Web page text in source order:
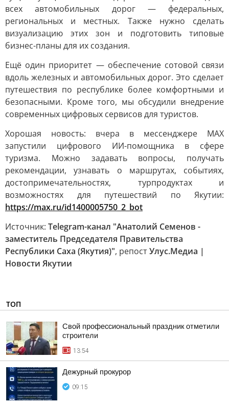
всех автомобильных дорог — федеральных,
региональных и местных. Также нужно сделать
визуализацию этих зон и подготовить типовые
бизнес-планы для их создания.
Ещё один приоритет — обеспечение сотовой связи
вдоль железных и автомобильных дорог. Это сделает
путешествия по республике более комфортными и
безопасными. Кроме того, мы обсудили внедрение
современных цифровых сервисов для туристов.
Хорошая новость: вчера в мессенджере MAX
запустили цифрового ИИ-помощника в сфере
туризма. Можно задавать вопросы, получать
рекомендации, узнавать о маршрутах, событиях,
достопримечательностях, турпродуктах и
возможностях для путешествий по Якутии:
https://max.ru/id1400005750_2_bot
Источник: Telegram-канал "Анатолий Семенов -
заместитель Председателя Правительства
Республики Саха (Якутия)", репостУлус.Медиа |
Новости Якутии
ТОП
Свой профессиональный праздник отметили
строители
13:54
Дежурный прокурор
09:15